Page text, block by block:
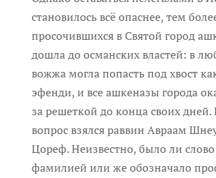
становилось всё опаснее, тем
просочившихся в Святой город
дошла до османских властей: в
вожжа могла попасть под хвост
эфенди, и все ашкеназы города
за решеткой до конца своих дней.
вопрос взялся раввин Авраам
Цореф. Неизвестно, было ли
фамилией или же обозначало